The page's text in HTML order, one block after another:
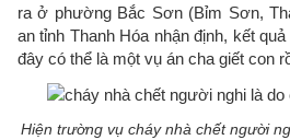
ra ở phường Bắc Sơn (Bỉm Sơn,
an tỉnh Thanh Hóa nhận định, kết
đây có thể là một vụ án cha giết con
Hiện trường vụ cháy nhà chết người